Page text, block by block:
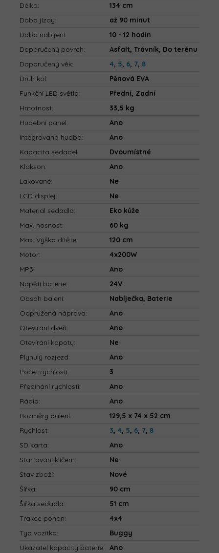
Délka:
134 cm
Doba jízdy:
až 90 minut
Doba nabíjení:
10 - 12 hodin
Doporučený povrch:
Asfalt, Trávník, Do terénu
Doporučený věk: 4, 5, 6, 7, 8
Druh kol:
Pěnová EVA
Funkční LED světla:
Přední, Zadní
Hmotnost:
33,5 kg
Hudební panel:
Ano
Integrovaná hudba:
Ano
Kapacita sedadel:
Dvoumístné
Klakson:
Ano
Lakované:
Ne
LCD displej:
Ne
Materiál sedadla:
Eko kůže
Max. nosnost:
60 kg
Max. Výška dítěte:
120 cm
Motor:
4x200W
MP3:
Ano
Napětí baterie:
24V
Obsah balení:
Nabíječka, Baterie
Odpružená náprava:
Ano
Otevírání dveří:
Ano
Otevírání kapoty:
Ne
Plynulý rozjezd:
Ano
Počet rychlostí:
3
Přepínání rychlosti:
Ano
Rádio:
Ano
Rozměry balení:
129,5 x 74 x 52 cm
Rychlost: 3, 4, 5, 6, 7, 8
SD karta:
Ano
Startování klíčem:
Ne
Stav zboží:
Nové
Šířka:
90 cm
Šířka sedadla:
51 cm
Trakce pohon:
4x4
Typ vozítka:
Buggy
Ukazatel kapacity baterie:
Ano